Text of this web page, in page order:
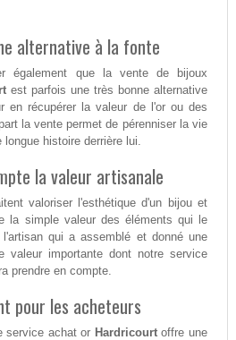
alternative à la fonte
également que la vente de bijoux
est parfois une très bonne alternative
en récupérer la valeur de l'or ou des
la vente permet de pérenniser la vie
histoire derrière lui.
la valeur artisanale
valoriser l'esthétique d'un bijou et
la simple valeur des éléments qui le
qui a assemblé et donné une
valeur importante dont notre service
prendre en compte.
pour les acheteurs
service achat or Hardricourtoffre une